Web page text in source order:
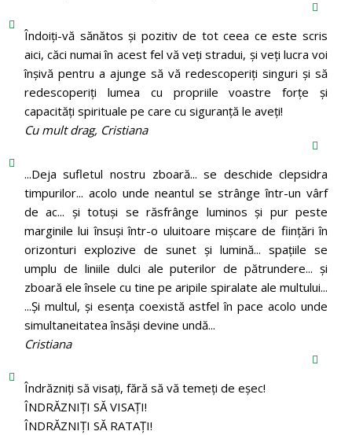
Îndoiți-vă sănătos și pozitiv de tot ceea ce este scris
aici, căci numai în acest fel vă veți stradui, și veți lucra voi
înșivă pentru a ajunge să vă redescoperiți singuri și să
redescoperiți lumea cu propriile voastre forțe și
capacități spirituale pe care cu siguranță le aveți!
Cu mult drag, Cristiana
...Deja sufletul nostru zboară... se deschide clepsidra
timpurilor... acolo unde neantul se strânge într-un vârf
de ac... și totuși se răsfrânge luminos și pur peste
marginile lui însuși într-o uluitoare mișcare de ființări în
orizonturi explozive de sunet și lumină... spațiile se
umplu de liniile dulci ale puterilor de pătrundere... și
zboară ele însele cu tine pe aripile spiralate ale multului...
...Și multul, și esența coexistă astfel în pace acolo unde
simultaneitatea însăși devine undă...
Cristiana
Îndrăzniţi să visaţi, fără să vă temeţi de eşec!
ÎNDRĂZNIȚI SĂ VISAȚI!
ÎNDRĂZNIȚI SĂ RATAȚI!